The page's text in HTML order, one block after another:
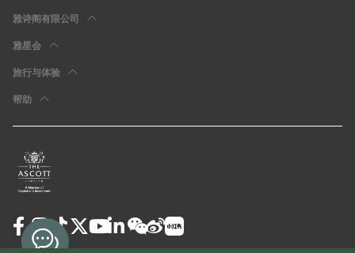
雅诗阁有限公司
雅星会
旅行与体验
帮助